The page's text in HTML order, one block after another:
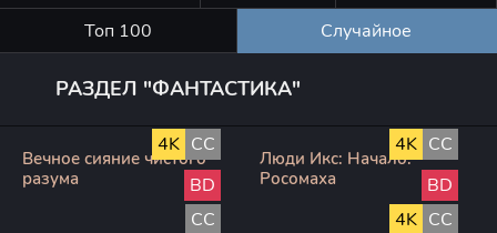
Топ 100
Случайное
РАЗДЕЛ "ФАНТАСТИКА"
Вечное сияние чистого
разума
4K CC
BD
Люди Икс: Начало.
Росомаха
4K CC
BD
CC
4K CC